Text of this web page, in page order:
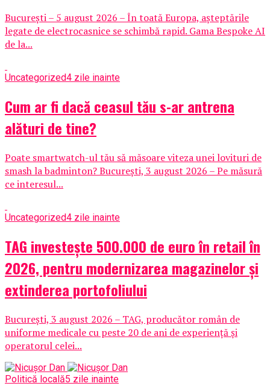
București – 5 august 2026 – În toată Europa, așteptările
legate de electrocasnice se schimbă rapid. Gama Bespoke AI
de la...
Uncategorized4 zile inainte
Cum ar fi dacă ceasul tău s-ar antrena
alături de tine?
Poate smartwatch-ul tău să măsoare viteza unei lovituri de
smash la badminton? București, 3 august 2026 – Pe măsură
ce interesul...
Uncategorized4 zile inainte
TAG investește 500.000 de euro în retail în
2026, pentru modernizarea magazinelor și
extinderea portofoliului
București, 3 august 2026 – TAG, producător român de
uniforme medicale cu peste 20 de ani de experiență și
operatorul celei...
Politică locală5 zile inainte